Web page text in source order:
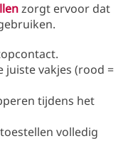
zorgt ervoor dat
juiste vakjes (rood =
tijdens het
volledig